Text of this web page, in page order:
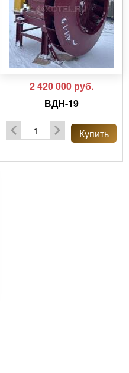
2 420 000 руб.
ВДН-19
Купить